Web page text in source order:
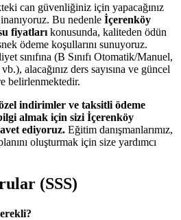
can güvenliğiniz için yapacağınız
Bu nedenle İçerenköy
fiyatları konusunda, kaliteden ödün
ödeme koşullarını sunuyoruz.
sınıfına (B Sınıfı Otomatik/Manuel,
alacağınız ders sayısına ve güncel
belirlenmektedir.
indirimler ve taksitli ödeme
almak için sizi İçerenköy
ediyoruz. Eğitim danışmanlarımız,
oluşturmak için size yardımcı
(SSS)